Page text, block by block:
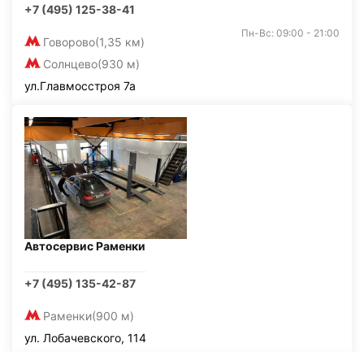
+7 (495) 125-38-41
Говорово(1,35 км)
Солнцево(930 м)
Пн-Вс: 09:00 - 21:00
ул.Главмосстроя 7а
Автосервис Раменки
+7 (495) 135-42-87
Раменки(900 м)
ул. Лобачевского, 114